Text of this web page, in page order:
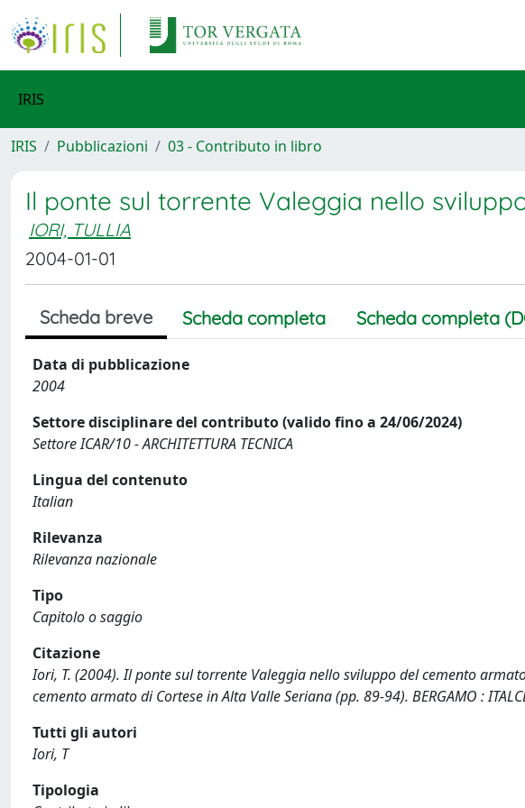
IRIS
IRIS Pubblicazioni 03 - Contributo in libro
Il ponte sul torrente Valeggia nello
IORI, TULLIA
2004-01-01
Scheda breve Scheda completa Scheda completa
Data di pubblicazione
2004
Settore disciplinare del contributo (valido fino a 24/06/2024)
Settore ICAR/10 - ARCHITETTURA TECNICA
Lingua del contenuto
Italian
Rilevanza
Rilevanza nazionale
Tipo
Capitolo o saggio
Citazione
Iori, T. (2004). Il ponte sul torrente Valeggia nello sviluppo del cemento
cemento armato di Cortese in Alta Valle Seriana (pp. 89-94). BERGAMO :
Tutti gli autori
Iori, T
Tipologia